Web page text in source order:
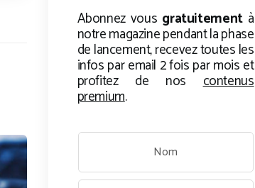
Abonnez vous gratuitementà
notre magazine pendant la phase
de lancement, recevez toutes les
infos par email 2 fois par mois et
profitez de noscontenus
premium.